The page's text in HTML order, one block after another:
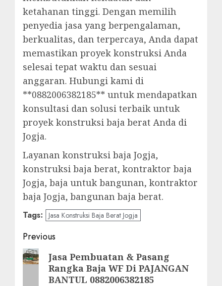
ketahanan tinggi. Dengan memilih
penyedia jasa yang berpengalaman,
berkualitas, dan terpercaya, Anda dapat
memastikan proyek konstruksi Anda
selesai tepat waktu dan sesuai
anggaran. Hubungi kami di
**0882006382185** untuk mendapatkan
konsultasi dan solusi terbaik untuk
proyek konstruksi baja berat Anda di
Jogja.
Layanan konstruksi baja Jogja,
konstruksi baja berat, kontraktor baja
Jogja, baja untuk bangunan, kontraktor
baja Jogja, bangunan baja berat.
Tags: Jasa Konstruksi Baja Berat Jogja
Post
navigation
Previous
Previous
post:
Jasa Pembuatan & Pasang
Rangka Baja WF Di PAJANGAN
BANTUL 0882006382185